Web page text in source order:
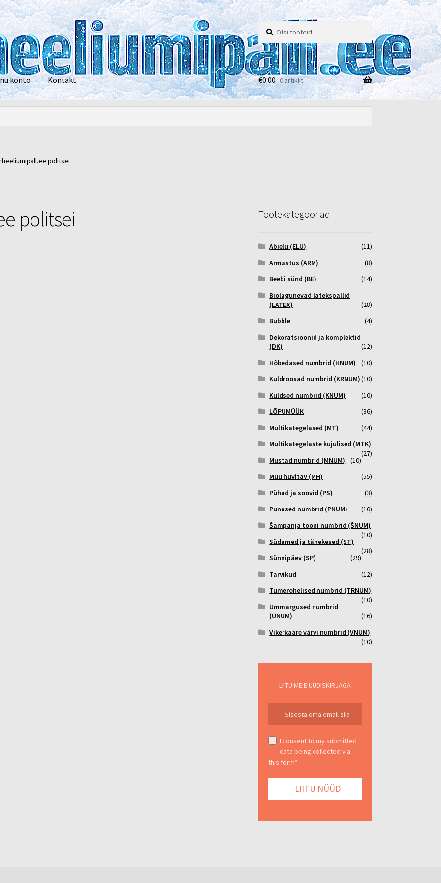
Otsi:
Otsi
konto Kontakt €0.00 0 artiklit
politsei
politsei Tootekategooriad
Abielu (ELU)
(11)
Armastus (ARM)
(8)
Beebi sünd (BE)
(14)
Biolagunevad latekspallid
(LATEX)
(28)
Bubble
(4)
Dekoratsioonid ja komplektid
(DK)
(12)
Hõbedased numbrid (HNUM)
(10)
Kuldroosad numbrid (KRNUM)(10)
Kuldsed numbrid (KNUM)
(10)
LÕPUMÜÜK
(36)
Multikategelased (MT)
(44)
Multikategelaste kujulised (MTK)
(27)
Mustad numbrid (MNUM)
(10)
Muu huvitav (MH)
(55)
Pühad ja soovid (PS)
(3)
Punased numbrid (PNUM)
(10)
Šampanja tooni numbrid (ŠNUM)
(10)
Südamed ja tähekesed (ST)
(28)
Sünnipäev (SP)
(29)
Tarvikud
(12)
Tumerohelised numbrid (TRNUM)
(10)
Ümmargused numbrid
(ÜNUM)
(16)
Vikerkaare värvi numbrid (VNUM)
(10)
LIITU MEIE UUDISKIRJAGA
I consent to my submitted
data being collected via
this form*